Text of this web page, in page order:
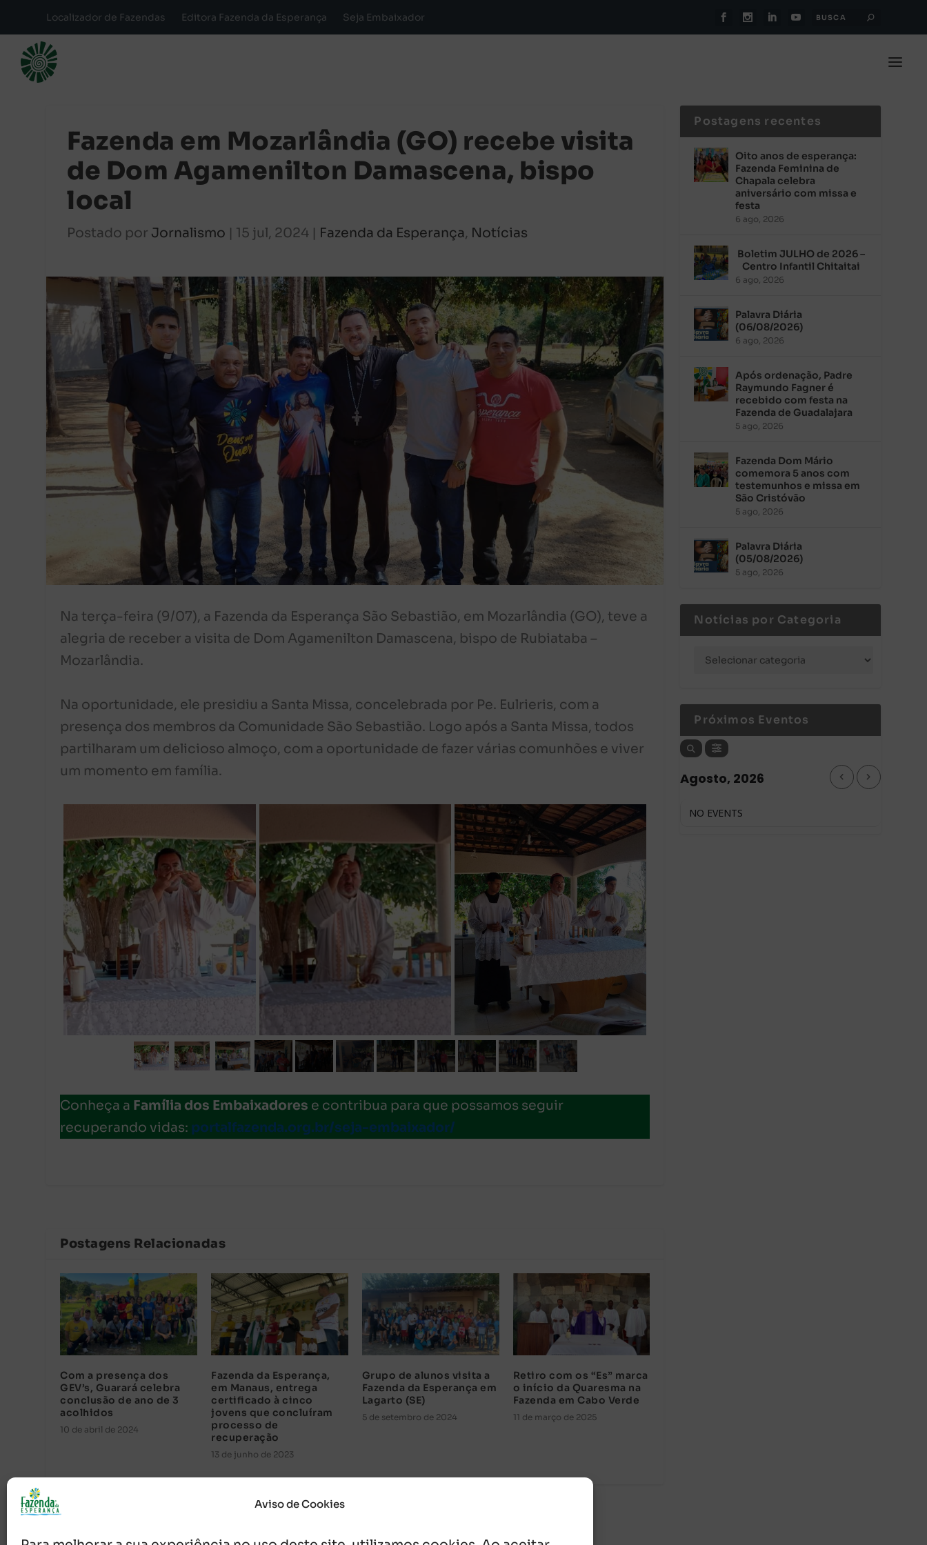
Aviso de Cookies
Localizador de Fazendas Editora Fazenda da Esperança Seja Embaixador
Fazenda em Mozarlândia (GO) recebe visita
de Dom Agamenilton Damascena, bispo
local
Postado por Jornalismo | 15 jul, 2024 | Fazenda da Esperança, Notícias
Na terça-feira (9/07), a Fazenda da Esperança São Sebastião, em Mozarlândia (GO), teve a
alegria de receber a visita de Dom Agamenilton Damascena, bispo de Rubiataba –
Mozarlândia.
Na oportunidade, ele presidiu a Santa Missa, concelebrada por Pe. Eulrieris, com a
presença dos membros da Comunidade São Sebastião. Logo após a Santa Missa, todos
partilharam um delicioso almoço, com a oportunidade de fazer várias comunhões e viver
um momento em família.
Conheça a Família dos Embaixadores e contribua para que possamos seguir
recuperando vidas: portalfazenda.org.br/seja-embaixador/
Postagens Relacionadas
Com a presença dos
GEV’s, Guarará celebra
conclusão de ano de 3
acolhidos
10 de abril de 2024
Fazenda da Esperança,
em Manaus, entrega
certificado à cinco
jovens que concluíram
processo de
recuperação
13 de junho de 2023
Grupo de alunos visita a
Fazenda da Esperança em
Lagarto (SE)
5 de setembro de 2024
Retiro com os “Es” marca
o início da Quaresma na
Fazenda em Cabo Verde
11 de março de 2025
Postagens recentes
Oito anos de esperança:
Fazenda Feminina de
Chapala celebra
aniversário com missa e
festa
6 ago, 2026
Boletim JULHO de 2026 –
Centro Infantil Chitaitai
6 ago, 2026
Palavra Diária
(06/08/2026)
6 ago, 2026
Após ordenação, Padre
Raymundo Fagner é
recebido com festa na
Fazenda de Guadalajara
5 ago, 2026
Fazenda Dom Mário
comemora 5 anos com
testemunhos e missa em
São Cristóvão
5 ago, 2026
Palavra Diária
(05/08/2026)
5 ago, 2026
Notícias por Categoria
Próximos Eventos
Agosto, 2026
NO EVENTS